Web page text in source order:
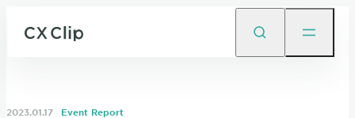
2023.01.17 Event Report